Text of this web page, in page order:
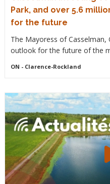
Park, and over 5.6
for the future
The Mayoress of Casselman,
outlook for the future of the
ON - Clarence-Rockland